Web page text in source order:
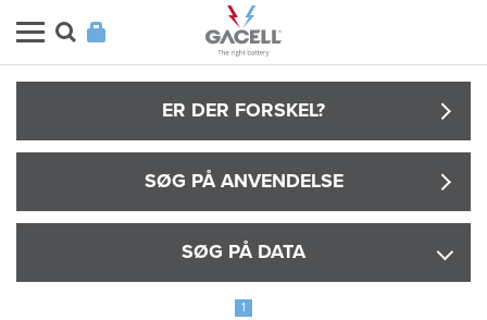
ER DER FORSKEL?
SØG PÅ ANVENDELSE
SØG PÅ DATA
1